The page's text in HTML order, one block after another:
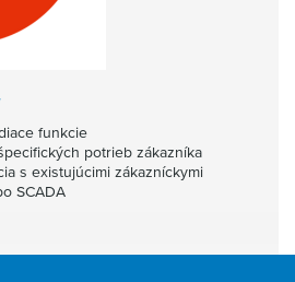
funkcie
potrieb zákazníka
s existujúcimi zákazníckymi
SCADA